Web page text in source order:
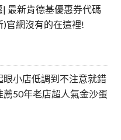
最新肯德基優惠券代碼
)官網沒有的在這裡!
小店低調到不注意就錯
50年老店超人氣金沙蛋